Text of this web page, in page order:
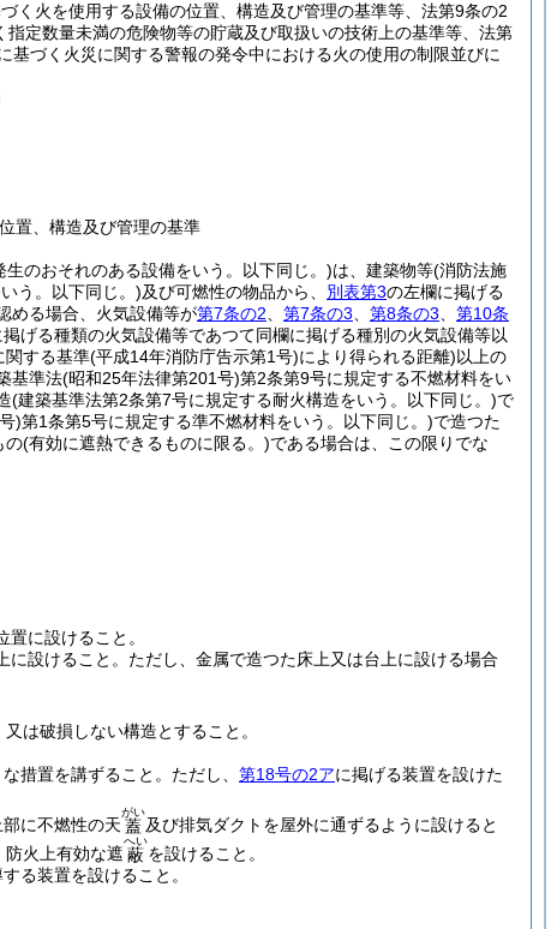
く火を使用する設備の位置、構造及び管理の基準等、法第9条の2
定数量未満の危険物等の貯蔵及び取扱いの技術上の基準等、法第
づく火災に関する警報の発令中における火の使用の制限並びに
置、構造及び管理の基準
のおそれのある設備をいう。以下同じ。)は、建築物等(消防法施
う。以下同じ。)及び可燃性の物品から、 別表第3の左欄に掲げる
める場合、火気設備等が第7条の2 第7条の3 第8条の3
第10条
げる種類の火気設備等であつて同欄に掲げる種別の火気設備等以
関する基準(平成14年消防庁告示第1号)により得られる距離)以上の
基準法(昭和25年法律第201号)第2条第9号に規定する不燃材料をい
(建築基準法第2条第7号に規定する耐火構造をいう。以下同じ。)で
)第1条第5号に規定する準不燃材料をいう。以下同じ。)で造つた
の(有効に遮熱できるものに限る。)である場合は、この限りでな
に設けること。
設けること。 ただし、金属で造つた床上又は台上に設ける場合
又は破損しない構造とすること。
措置を講ずること。 ただし、 第18号の2アに掲げる装置を設けた
に不燃性の天 蓋
がい
及び排気ダクトを屋外に通ずるように設けると
火上有効な遮 蔽
へい
を設けること。
る装置を設けること。